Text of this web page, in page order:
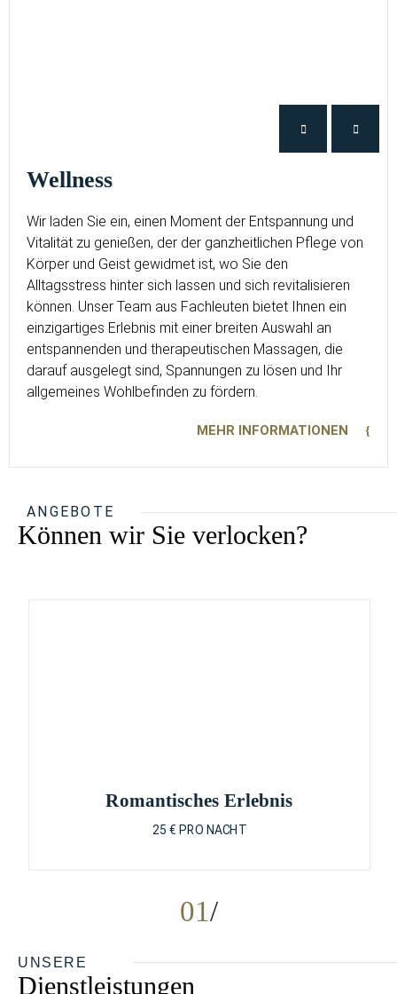
Wellness
Wir laden Sie ein, einen Moment der Entspannung und
Vitalität zu genießen, der der ganzheitlichen Pflege von
Körper und Geist gewidmet ist, wo Sie den
Alltagsstress hinter sich lassen und sich revitalisieren
können. Unser Team aus Fachleuten bietet Ihnen ein
einzigartiges Erlebnis mit einer breiten Auswahl an
entspannenden und therapeutischen Massagen, die
darauf ausgelegt sind, Spannungen zu lösen und Ihr
allgemeines Wohlbefinden zu fördern.
MEHR INFORMATIONEN
ANGEBOTE
Können wir Sie verlocken?
01
Romantisches Erlebnis
25 € PRO NACHT
UNSERE
Dienstleistungen